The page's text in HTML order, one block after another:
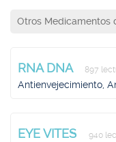
Otros Medicamentos
RNA DNA 897
Antienvejecimiento,
EYE VITES 940